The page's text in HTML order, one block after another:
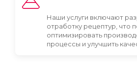
Наши услуги включают
отработку рецептур, что
оптимизировать
процессы и улучшить